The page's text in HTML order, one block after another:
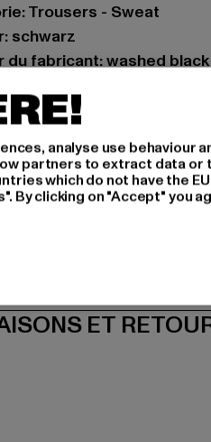
Trousers - Sweat
schwarz
du fabricant: washed
du matériau: 80%
23211
The Mad Agency GmbH |
16 | 48282
ET
analyse use behaviour
partners to extract data or
which do not have the
By clicking on "Accept" you